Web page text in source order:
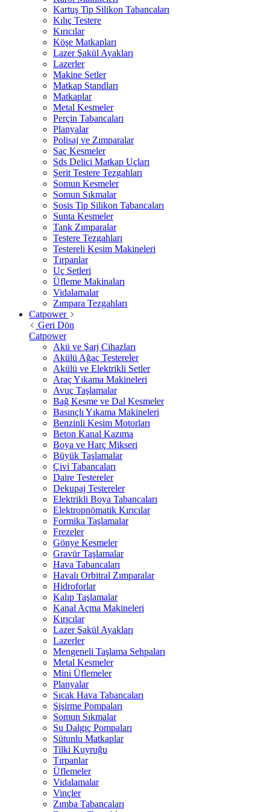
Kartuş Tip Silikon Tabancaları
Kılıç Testere
Kırıcılar
Köşe Matkapları
Lazer Şakül Ayakları
Lazerler
Makine Setler
Matkap Standları
Matkaplar
Metal Kesmeler
Perçin Tabancaları
Planyalar
Polisaj ve Zımparalar
Saç Kesmeler
Sds Delici Matkap Uçları
Şerit Testere Tezgahları
Somun Kesmeler
Somun Sıkmalar
Sosis Tip Silikon Tabancaları
Sunta Kesmeler
Tank Zımparalar
Testere Tezgahları
Testereli Kesim Makineleri
Tırpanlar
Uç Setleri
Üfleme Makinaları
Vidalamalar
Zımpara Tezgahları
Catpower
Geri Dön
Catpower
Akü ve Şarj Cihazları
Akülü Ağaç Testereler
Akülü ve Elektrikli Setler
Araç Yıkama Makineleri
Avuç Taşlamalar
Bağ Kesme ve Dal Kesmeler
Basınçlı Yıkama Makineleri
Benzinli Kesim Motorları
Beton Kanal Kazıma
Boya ve Harç Mikseri
Büyük Taşlamalar
Çivi Tabancaları
Daire Testereler
Dekupaj Testereler
Elektrikli Boya Tabancaları
Elektropnömatik Kırıcılar
Formika Taşlamalar
Frezeler
Gönye Kesmeler
Gravür Taşlamalar
Hava Tabancaları
Havalı Orbitral Zımparalar
Hidroforlar
Kalıp Taşlamalar
Kanal Açma Makineleri
Kırıcılar
Lazer Şakül Ayakları
Lazerler
Mengeneli Taşlama Sehpaları
Metal Kesmeler
Mini Üflemeler
Planyalar
Sıcak Hava Tabancaları
Şişirme Pompaları
Somun Sıkmalar
Su Dalgıç Pompaları
Sütunlu Matkaplar
Tilki Kuyruğu
Tırpanlar
Üflemeler
Vidalamalar
Vinçler
Zımba Tabancaları